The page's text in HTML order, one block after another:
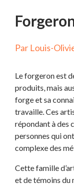
Par Louis-
Le forgeron est
produits, mais
forge et sa
travaille. Ces
répondant à des
personnes qui
complexe des
Cette famille
et de témoins du